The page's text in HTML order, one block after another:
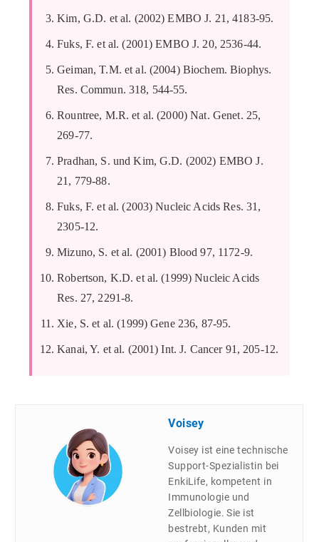
Kim, G.D. et al. (2002) EMBO J. 21, 4183-95.
Fuks, F. et al. (2001) EMBO J. 20, 2536-44.
Geiman, T.M. et al. (2004) Biochem. Biophys.
Res. Commun. 318, 544-55.
Rountree, M.R. et al. (2000) Nat. Genet. 25,
269-77.
Pradhan, S. und Kim, G.D. (2002) EMBO J.
21, 779-88.
Fuks, F. et al. (2003) Nucleic Acids Res. 31,
2305-12.
Mizuno, S. et al. (2001) Blood 97, 1172-9.
Robertson, K.D. et al. (1999) Nucleic Acids
Res. 27, 2291-8.
Xie, S. et al. (1999) Gene 236, 87-95.
Kanai, Y. et al. (2001) Int. J. Cancer 91, 205-12.
Voisey
Voisey ist eine technische
Support-Spezialistin bei
EnkiLife, kompetent in
Immunologie und
Zellbiologie. Sie ist
bestrebt, Kunden mit